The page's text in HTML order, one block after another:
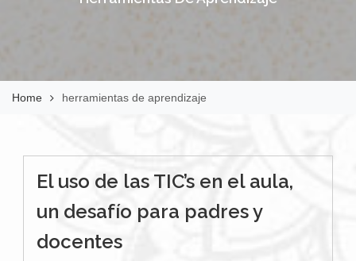
Home herramientas de aprendizaje
El uso de las TIC’s en el aula,
un desafío para padres y
docentes